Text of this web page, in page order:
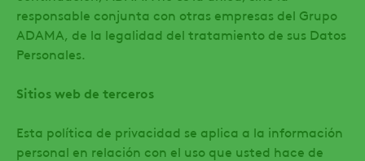
responsable conjunta con otras empresas del Grupo
ADAMA, de la legalidad del tratamiento de sus Datos
Personales.
Sitios web de terceros
Esta política de privacidad se aplica a la información
personal en relación con el uso que usted hace de